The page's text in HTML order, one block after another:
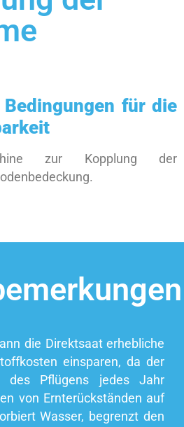
für die
zur Kopplung der
die Direktsaat erhebliche
einsparen, da der
des Pflügens jedes Jahr
von Ernterückständen auf
Wasser, begrenzt den